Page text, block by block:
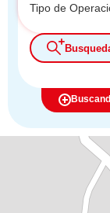
Tipo de